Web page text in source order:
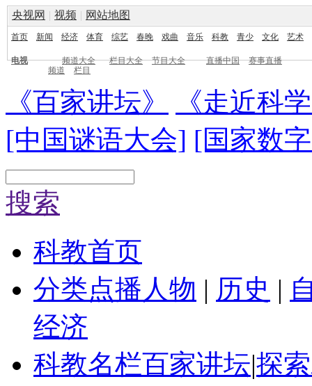
央视网 | 视频 | 网站地图
首页 新闻 经济 体育 综艺 春晚 戏曲 音乐 科教 青少 文化 艺术
电视 频道大全 栏目大全 节目大全 直播中国
赛事直播
频道
栏目
《百家讲坛》
《走近科
[中国谜语大会] [国家数
搜索
科教首页
分类点播 人物 | 历史 |
经济
科教名栏百家讲坛|探